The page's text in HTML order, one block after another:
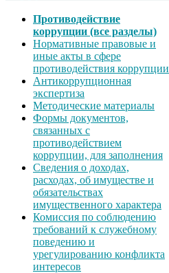
Противодействие
коррупции (все разделы)
Нормативные правовые и
иные акты в сфере
противодействия коррупции
Антикоррупционная
экспертиза
Методические материалы
Формы документов,
связанных с
противодействием
коррупции, для заполнения
Сведения о доходах,
расходах, об имуществе и
обязательствах
имущественного характера
Комиссия по соблюдению
требований к служебному
поведению и
урегулированию конфликта
интересов